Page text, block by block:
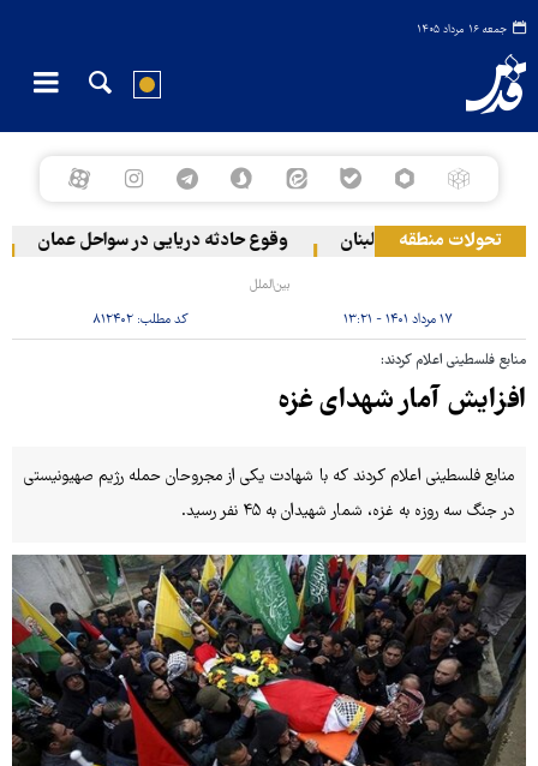
جمعه ۱۶ مرداد ۱۴۰۵
تحولات منطقه
به دو منطقه در لبنان وقوع حادثه دریایی در سواحل عمان
بین‌الملل
۱۷ مرداد ۱۴۰۱ - ۱۳:۲۱ کد مطلب: ۸۱۲۴۰۲
منابع فلسطینی اعلام کردند:
افزایش آمار شهدای غزه
منابع فلسطینی اعلام کردند که با شهادت یکی از مجروحان حمله رژیم صهیونیستی
در جنگ سه روزه به غزه، شمار شهیدان به ۴۵ نفر رسید.